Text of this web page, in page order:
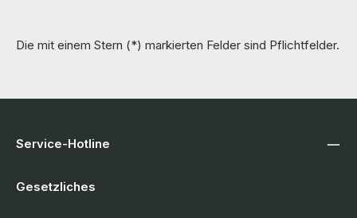
Die mit einem Stern (*) markierten Felder sind Pflichtfelder.
Service-Hotline
Gesetzliches